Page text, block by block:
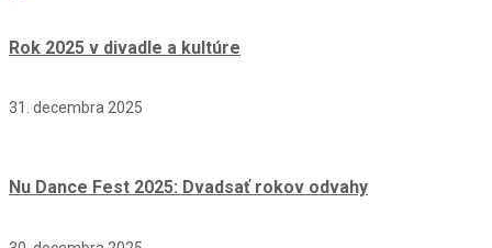
Rok 2025 v divadle a kultúre
31. decembra 2025
Nu Dance Fest 2025: Dvadsať rokov odvahy